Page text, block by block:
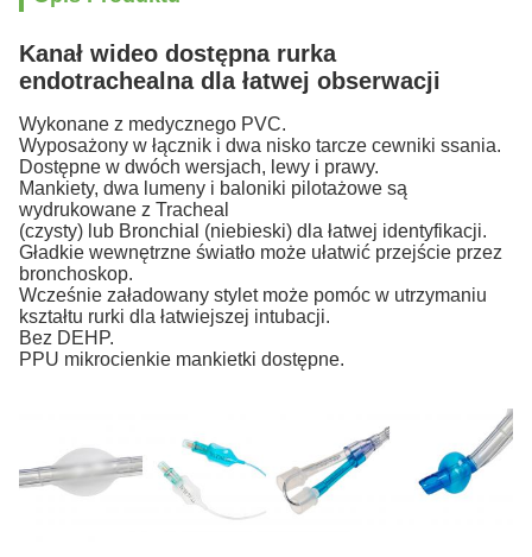
Kanał wideo dostępna rurka
endotrachealna dla łatwej obserwacji
Wykonane z medycznego PVC.
Wyposażony w łącznik i dwa nisko tarcze cewniki ssania.
Dostępne w dwóch wersjach, lewy i prawy.
Mankiety, dwa lumeny i baloniki pilotażowe są
wydrukowane z Tracheal
(czysty) lub Bronchial (niebieski) dla łatwej identyfikacji.
Gładkie wewnętrzne światło może ułatwić przejście przez
bronchoskop.
Wcześnie załadowany stylet może pomóc w utrzymaniu
kształtu rurki dla łatwiejszej intubacji.
Bez DEHP.
PPU mikrocienkie mankietki dostępne.